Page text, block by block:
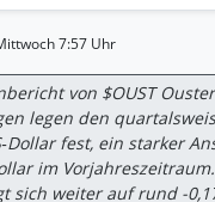
7:57 Uhr
von $OUST
legen den
fest, ein starker
im
sich weiter auf rund -